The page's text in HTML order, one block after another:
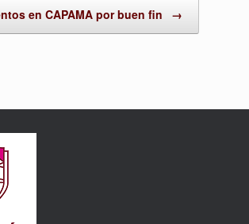
en CAPAMA por buen fin →